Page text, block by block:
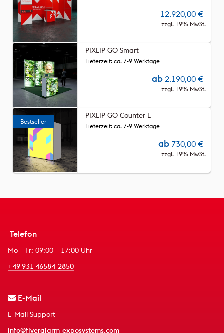
12.920,00 €
zzgl. 19% MwSt.
PIXLIP GO Smart
ab 2.190,00 €
zzgl. 19% MwSt.
Lieferzeit: ca. 7-9 Werktage
PIXLIP GO Counter L
ab 730,00 €
zzgl. 19% MwSt.
Lieferzeit: ca. 7-9 Werktage
Telefon
Mo – Fr: 09:00 – 17:00 Uhr
+49 931 46584-2850
E-Mail
E-Mail Support
info@flyeralarm-exposystems.com